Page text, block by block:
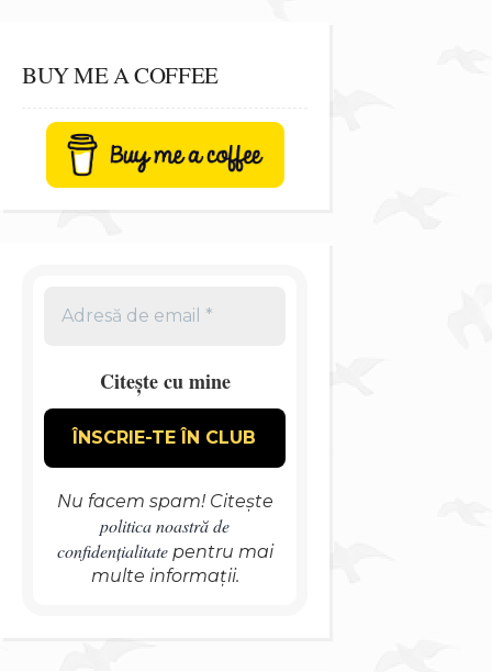
BUY ME A COFFEE
Citește cu mine
Nu facem spam! Citește
politica noastră de
confidențialitatepentru mai
multe informații.